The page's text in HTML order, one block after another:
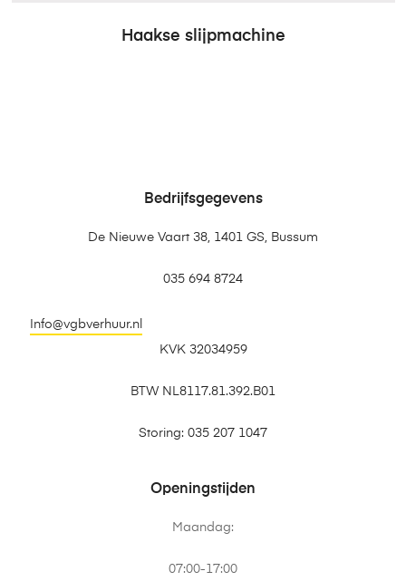
Haakse slijpmachine
Bedrijfsgegevens
De Nieuwe Vaart 38, 1401 GS, Bussum
035 694 8724
Info@vgbverhuur.nl
KVK 32034959
BTW NL8117.81.392.B01
Storing: 035 207 1047
Openingstijden
Maandag:
07:00-17:00